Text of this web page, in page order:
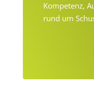
Kompetenz,
rund um